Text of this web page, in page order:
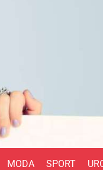
MODA SPORT